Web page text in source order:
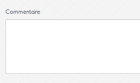
Commentaire